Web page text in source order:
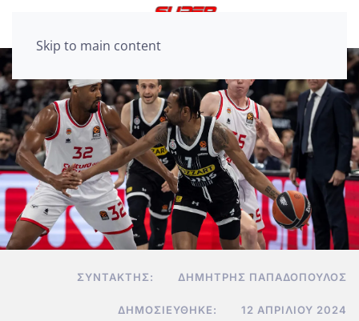
Skip to main content
ΣΥΝΤΆΚΤΗΣ: ΔΗΜΉΤΡΗΣ ΠΑΠΑΔΌΠΟΥΛΟΣ
ΔΗΜΟΣΙΕΎΘΗΚΕ: 12 ΑΠΡΙΛΊΟΥ 2024